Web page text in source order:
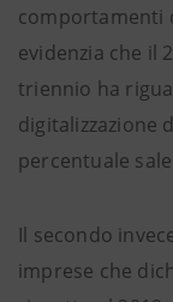
comportamenti
evidenzia che il
triennio ha
digitalizzazione
percentuale
Il secondo
imprese che